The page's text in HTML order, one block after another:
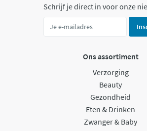
Schrijf je direct in voor onze
Ons assortiment
Verzorging
Beauty
Gezondheid
Eten & Drinken
Zwanger & Baby